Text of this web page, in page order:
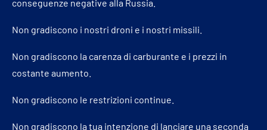
conseguenze negative alla Russia.
Non gradiscono i nostri droni e i nostri missili.
Non gradiscono la carenza di carburante e i prezzi in
costante aumento.
Non gradiscono le restrizioni continue.
Non gradiscono la tua intenzione di lanciare una seconda